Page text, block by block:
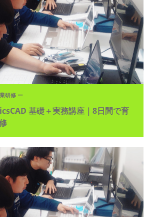
研修 ー
基礎＋実務講座｜8日間で育